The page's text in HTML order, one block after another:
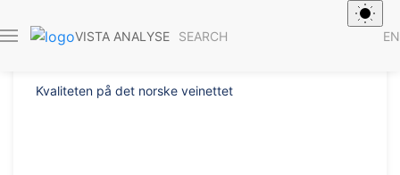
VISTA ANALYSE SEARCH EN
Kvaliteten på det norske veinettet